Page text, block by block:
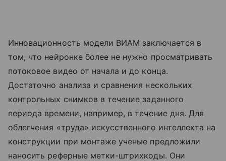
Инновационность модели ВИАМ заключается в
том, что нейронке более не нужно просматривать
потоковое видео от начала и до конца.
Достаточно анализа и сравнения нескольких
контрольных снимков в течение заданного
периода времени, например, в течение дня. Для
облегчения «труда» искусственного интеллекта на
конструкции при монтаже ученые предложили
наносить реферные метки-штрихкоды. Они